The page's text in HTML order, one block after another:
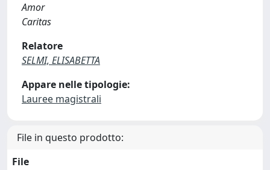
Amor
Caritas
Relatore
SELMI, ELISABETTA
Appare nelle tipologie:
Lauree magistrali
File in questo prodotto:
File